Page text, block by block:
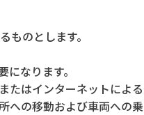
のとします。
なります。
たはインターネットによ
への移動および車両への